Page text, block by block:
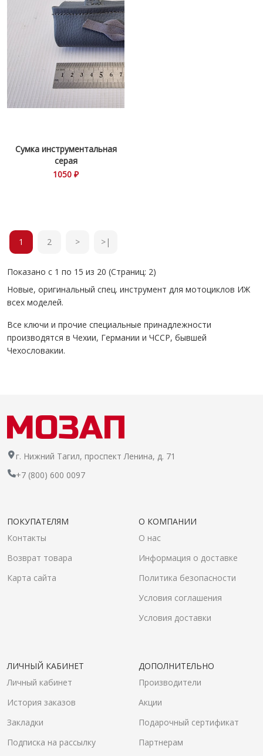
Сумка инструментальная
серая
1050 ₽
1 2 > >|
Показано с 1 по 15 из 20 (Страниц: 2)
Новые, оригинальный спец. инструмент для мотоциклов ИЖ
всех моделей.
Все ключи и прочие специальные принадлежности
производятся в Чехии, Германии и ЧССР, бывшей
Чехословакии.
г. Нижний Тагил, проспект Ленина, д. 71
+7 (800) 600 0097
ПОКУПАТЕЛЯМ
Контакты
Возврат товара
Карта сайта
О КОМПАНИИ
О нас
Информация о доставке
Политика безопасности
Условия соглашения
Условия доставки
ЛИЧНЫЙ КАБИНЕТ
Личный кабинет
История заказов
Закладки
Подписка на рассылку
ДОПОЛНИТЕЛЬНО
Производители
Акции
Подарочный сертификат
Партнерам